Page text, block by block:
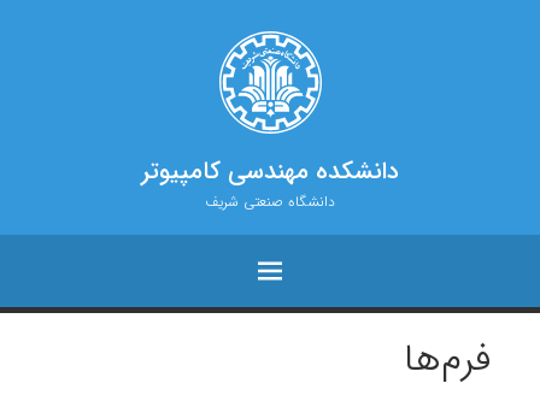
دانشکده مهندسی کامپیوتر
دانشگاه صنعتی شریف
فرم‌ها